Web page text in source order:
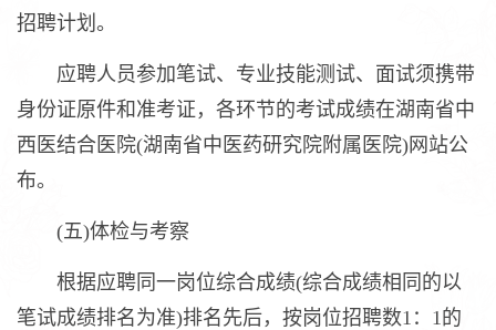
招聘计划。
应聘人员参加笔试、专业技能测试、面试须携带
身份证原件和准考证，各环节的考试成绩在湖南省中
西医结合医院(湖南省中医药研究院附属医院)网站公
布。
(五)体检与考察
根据应聘同一岗位综合成绩(综合成绩相同的以
笔试成绩排名为准)排名先后，按岗位招聘数1：1的